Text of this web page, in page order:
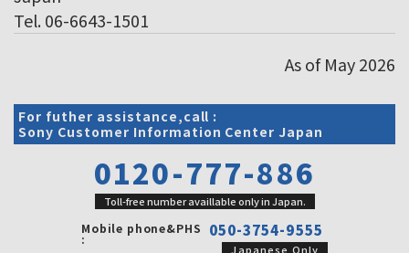
Tel. 06-6643-1501
As of May 2026
For futher assistance,call :
Sony Customer Information Center Japan
0120-777-886
Toll-free number availlable only in Japan.
Mobile phone&PHS
: 050-3754-9555
Japanese Only